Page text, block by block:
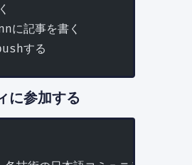
記事を書く
する
に参加する